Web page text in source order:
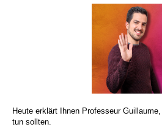
Heute erklärt Ihnen ProfesseurGuillaume,
tun sollten.